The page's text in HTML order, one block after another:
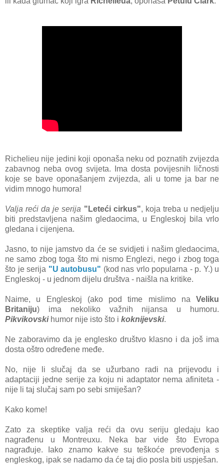
Richelieu nije jedini koji oponaša neku od poznatih zvijezda
zabavnog neba ovog svijeta. Ima dosta povijesnih ličnosti
koje se bave oponašanjem zvijezda, ali u tome ja bar ne
vidim mnogo humora!
Valja reći da je serija "Leteći cirkus", koja treba u nedjelju
biti predstavljena našim gledaocima, u Engleskoj bila vrlo
gledana i cijenjena.
Jasno, to nije jamstvo da će se svidjeti i našim gledaocima,
ne samo zbog toga što mi nismo Englezi, nego i zbog toga
što je serija "U autobusu" (kod nas vrlo popularna - p. Y.) u
Engleskoj - u jednom dijelu društva - naišla na kritike.
Naime, u Engleskoj (ako pod time mislimo na Veliku
Britaniju) ima nekoliko važnih nijansa u humoru.
Pikvikovskihumor nije isto što i koknijevski.
Ne zaboravimo da je englesko društvo klasno i da još ima
dosta oštro određene međe.
No, nije li slučaj da se užurbano radi na prijevodu i
adaptaciji jedne serije za koju ni adaptator nema afiniteta -
nije li taj slučaj sam po sebi smiješan?
Kako kome!
Zato za skeptike valja reći da ovu seriju gledaju kao
nagrađenu u Montreuxu. Neka bar vide što Evropa
nagrađuje. Iako znamo kakve su teškoće prevođenja s
engleskog, ipak se nadamo da će taj dio posla biti uspješan.